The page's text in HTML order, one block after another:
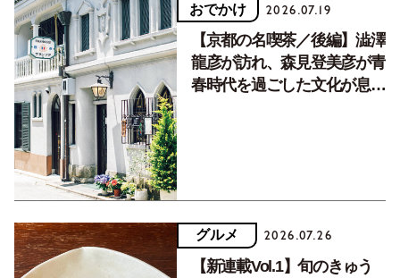
おでかけ 2026.07.19
【京都の名喫茶／後編】澁澤
龍彦が訪れ、森見登美彦が青
春時代を過ごした文化が息づ
グルメ 2026.07.26
【新連載Vol.1】旬のきゅう